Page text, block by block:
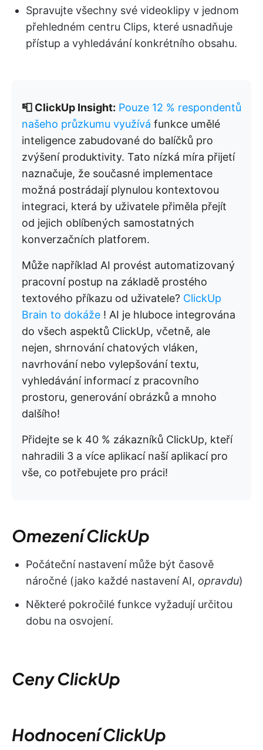
Spravujte všechny své videoklipy v jednom
přehledném centru Clips, které usnadňuje
přístup a vyhledávání konkrétního obsahu.
📮 ClickUp Insight: Pouze 12 % respondentů
našeho průzkumu využívá funkce umělé
inteligence zabudované do balíčků pro
zvýšení produktivity. Tato nízká míra přijetí
naznačuje, že současné implementace
možná postrádají plynulou kontextovou
integraci, která by uživatele přiměla přejít
od jejich oblíbených samostatných
konverzačních platforem.
Může například AI provést automatizovaný
pracovní postup na základě prostého
textového příkazu od uživatele? ClickUp
Brain to dokáže ! AI je hluboce integrována
do všech aspektů ClickUp, včetně, ale
nejen, shrnování chatových vláken,
navrhování nebo vylepšování textu,
vyhledávání informací z pracovního
prostoru, generování obrázků a mnoho
dalšího!
Přidejte se k 40 % zákazníků ClickUp, kteří
nahradili 3 a více aplikací naší aplikací pro
vše, co potřebujete pro práci!
Omezení ClickUp
Počáteční nastavení může být časově
náročné (jako každé nastavení AI, opravdu)
Některé pokročilé funkce vyžadují určitou
dobu na osvojení.
Ceny ClickUp
Hodnocení ClickUp